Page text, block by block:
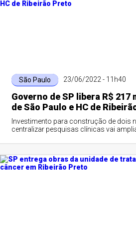
São Paulo 23/06/2022 - 11h40
Governo de SP libera R$ 217
de São Paulo e HC de
Investimento para construção de dois
centralizar pesquisas clínicas vai